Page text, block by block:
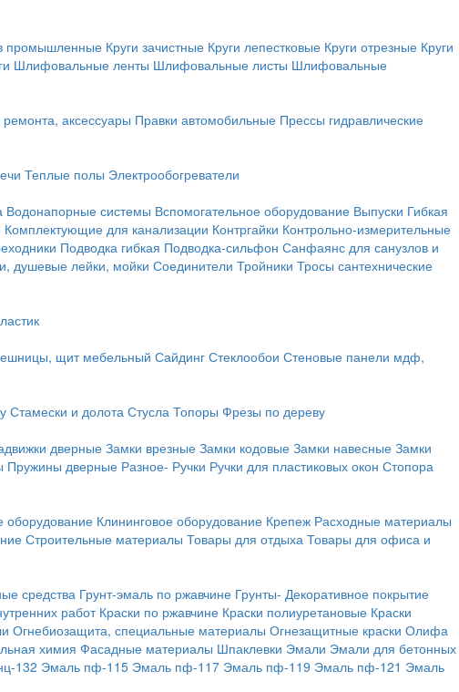
промышленные Круги зачистные Круги лепестковые Круги отрезные Круги
Шлифовальные ленты Шлифовальные листы Шлифовальные
аксессуары Правки автомобильные Прессы гидравлические
Теплые полы Электрообогреватели
Водонапорные системы Вспомогательное оборудование Выпуски Гибкая
Комплектующие для канализации Контргайки Контрольно-измерительные
Подводка гибкая Подводка-сильфон Санфаянс для санузлов и
душевые лейки, мойки Соединители Тройники Тросы сантехнические
щит мебельный Сайдинг Стеклообои Стеновые панели мдф,
Стамески и долота Стусла Топоры Фрезы по дереву
дверныеЗамки врезные Замки кодовые Замки навесные Замки
Пружины дверные Разное- Ручки Ручки для пластиковых окон Стопора
оборудование Клининговое оборудование Крепеж Расходные материалы
Строительные материалы Товары для отдыха Товары для офиса и
средства Грунт-эмаль по ржавчине Грунты- Декоративное покрытие
работ Краски по ржавчине Краски полиуретановые Краски
Огнебиозащита, специальные материалы Огнезащитные краски Олифа
химия Фасадные материалы Шпаклевки Эмали Эмали для бетонных
132 Эмаль пф-115 Эмаль пф-117 Эмаль пф-119 Эмаль пф-121 Эмаль